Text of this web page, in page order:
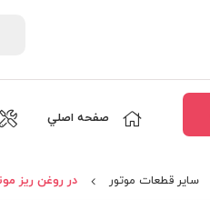
صفحه اصلي
سایر قطعات موتور در روغن ریز